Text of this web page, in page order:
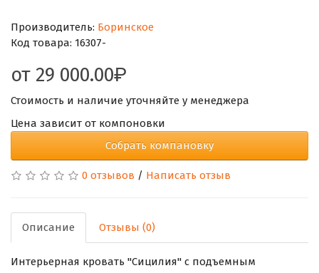
Производитель: Боринское
Код товара: 16307-
от 29 000.00
Стоимость и наличие уточняйте у менеджера
Цена зависит от компоновки
Собрать компановку
0 отзывов / Написать отзыв
Описание Отзывы (0)
Интерьерная кровать "Сицилия" с подъемным